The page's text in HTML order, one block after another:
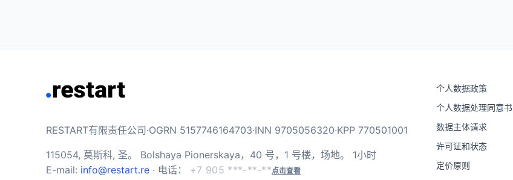
RESTART有限责任公司·OGRN 5157746164703·INN 9705056320·KPP 770501001
115054, 莫斯科, 圣。 Bolshaya Pionerskaya，40 号，1 号楼，场地。 1小时
E-mail: info@restart.re · 电话： +7 905 ***-**-**点击查看
个人数据政策
个人数据处理同意书
数据主体请求
许可证和状态
定价原则